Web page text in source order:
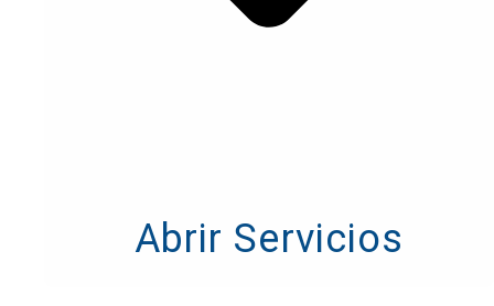
Abrir Servicios